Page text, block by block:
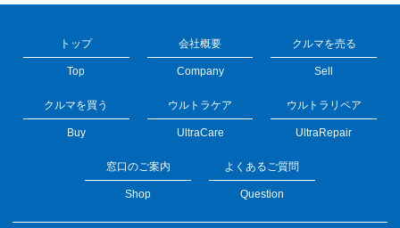
トップ
Top
会社概要
Company
クルマを売る
Sell
クルマを買う
Buy
ウルトラケア
UltraCare
ウルトラリペア
UltraRepair
窓口のご案内
Shop
よくあるご質問
Question